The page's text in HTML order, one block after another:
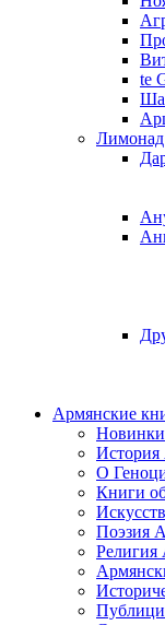
te
Лимонад
Армянские
Новинки
О
Книги
Поэзия